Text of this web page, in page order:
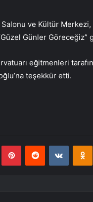
ve Kültür
Günler
eğitmenleri
teşekkür etti.
PinterestReddit